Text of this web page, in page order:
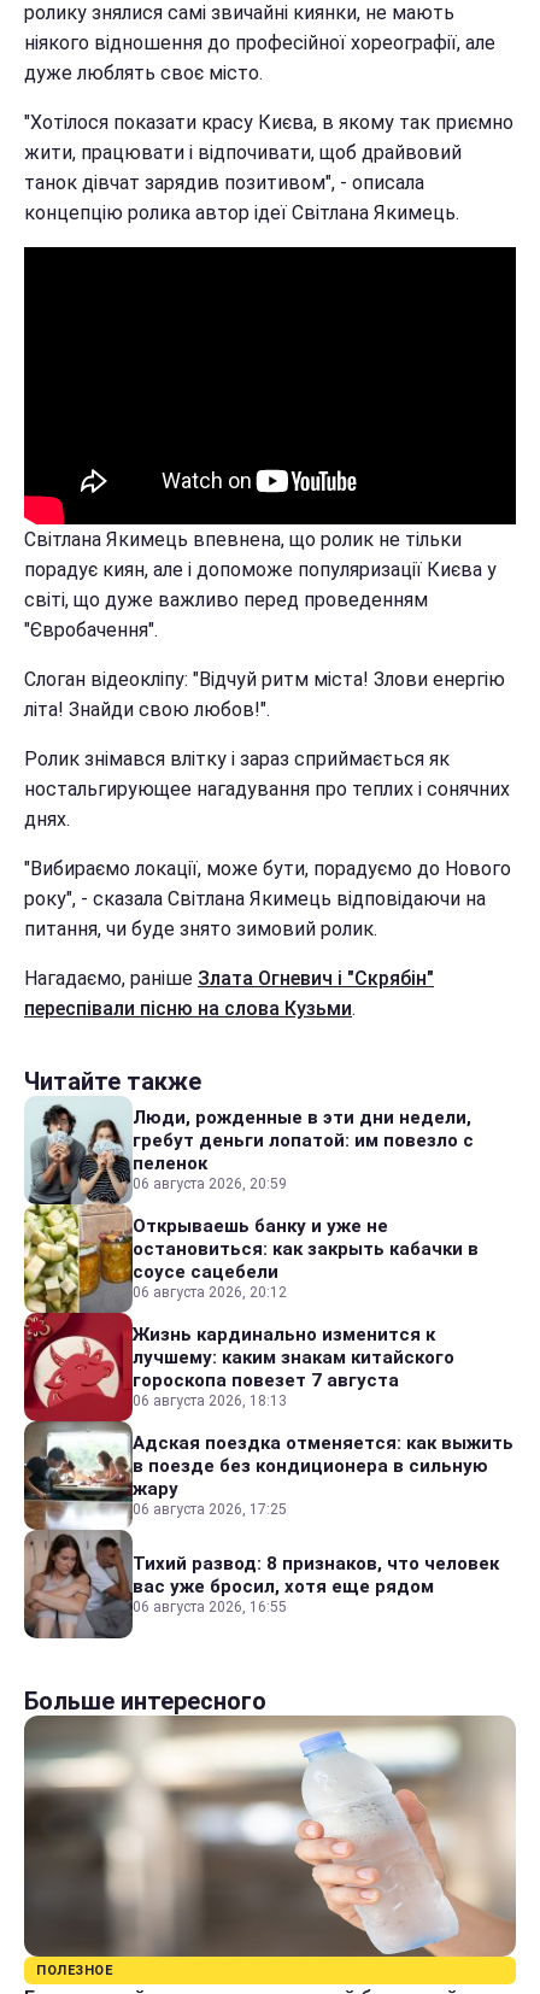
ролику знялися самі звичайні киянки, не мають
ніякого відношення до професійної хореографії, але
дуже люблять своє місто.
"Хотілося показати красу Києва, в якому так приємно
жити, працювати і відпочивати, щоб драйвовий
танок дівчат зарядив позитивом", - описала
концепцію ролика автор ідеї Світлана Якимець.
Світлана Якимець впевнена, що ролик не тільки
порадує киян, але і допоможе популяризації Києва у
світі, що дуже важливо перед проведенням
"Євробачення".
Слоган відеокліпу: "Відчуй ритм міста! Злови енергію
літа! Знайди свою любов!".
Ролик знімався влітку і зараз сприймається як
ностальгирующее нагадування про теплих і сонячних
днях.
"Вибираємо локації, може бути, порадуємо до Нового
року", - сказала Світлана Якимець відповідаючи на
питання, чи буде знято зимовий ролик.
Нагадаємо, раніше Злата Огневич і "Скрябін"
переспівали пісню на слова Кузьми.
Читайте также
Люди, рожденные в эти дни недели,
гребут деньги лопатой: им повезло с
пеленок
06 августа 2026, 20:59
Открываешь банку и уже не
остановиться: как закрыть кабачки в
соусе сацебели
06 августа 2026, 20:12
Жизнь кардинально изменится к
лучшему: каким знакам китайского
гороскопа повезет 7 августа
06 августа 2026, 18:13
Адская поездка отменяется: как выжить
в поезде без кондиционера в сильную
жару
06 августа 2026, 17:25
Тихий развод: 8 признаков, что человек
вас уже бросил, хотя еще рядом
06 августа 2026, 16:55
Больше интересного
ПОЛЕЗНОЕ